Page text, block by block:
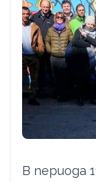
В периода